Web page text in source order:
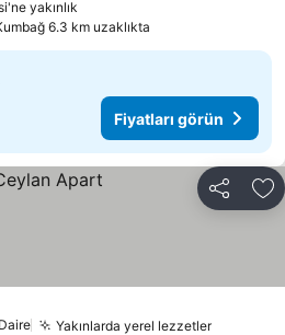
yakınlık
6.3 km uzaklıkta
Fiyatları görün
Paylaş
Yakınlarda yerel lezzetler